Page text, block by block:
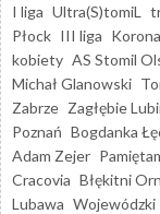
I liga Ultra(S)tomiL
Płock III liga
kobiety AS Stomil
Michał Glanowski
Zabrze Zagłębie
Poznań Bogdanka
Adam Zejer
Cracovia Błękitni
Lubawa Wojewódzki